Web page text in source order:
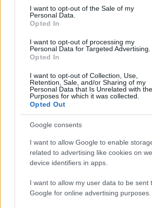
consent section.
I want to opt-out of the Sale of my
Personal Data.
Opted In
I want to opt-out of processing my
Personal Data for Targeted Advertising.
Opted In
I want to opt-out of Collection, Use,
Retention, Sale, and/or Sharing of my
Personal Data that Is Unrelated with the
Purposes for which it was collected.
Opted Out
Google consents
I want to allow Google to enable
related to advertising like cookies on
device identifiers in apps.
I want to allow my user data to be sent
Google for online advertising purposes.
του καρκίνου που εξηγεί τις αλλαγές